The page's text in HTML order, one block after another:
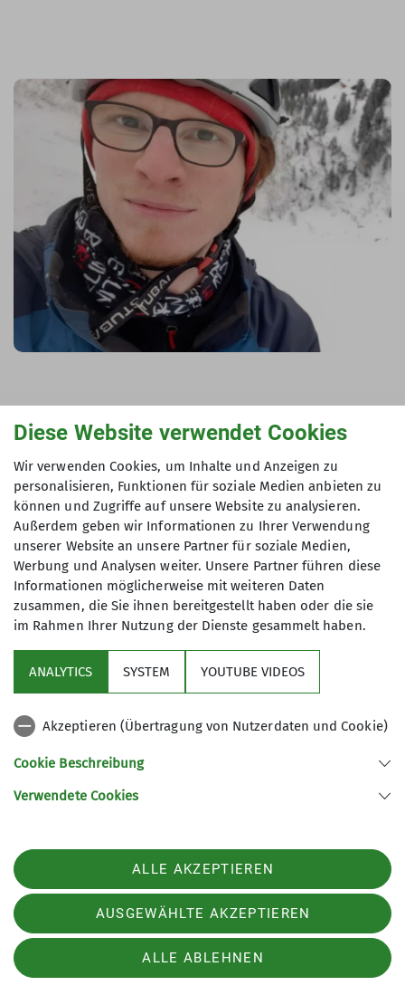
Lorenz Zähle
Jugendleiter
lorenz.zaehle@dav-asm.de
Details
Sektion
Akademische Sektion München des Deutschen Alpenvereins e.V.
Kohlbeckstraße 3D
85221 Dachau
Telefon +4917645938106
Diese Website verwendet Cookies
Wir verwenden Cookies, um Inhalte und Anzeigen zu
personalisieren, Funktionen für soziale Medien anbieten zu
können und Zugriffe auf unsere Website zu analysieren.
Außerdem geben wir Informationen zu Ihrer Verwendung
unserer Website an unsere Partner für soziale Medien,
Werbung und Analysen weiter. Unsere Partner führen diese
Informationen möglicherweise mit weiteren Daten
zusammen, die Sie ihnen bereitgestellt haben oder die sie
im Rahmen Ihrer Nutzung der Dienste gesammelt haben.
ANALYTICS SYSTEM YOUTUBE VIDEOS
Akzeptieren (Übertragung von Nutzerdaten und Cookie)
Cookie Beschreibung
Verwendete Cookies
ALLE AKZEPTIEREN
AUSGEWÄHLTE AKZEPTIEREN
ALLE ABLEHNEN